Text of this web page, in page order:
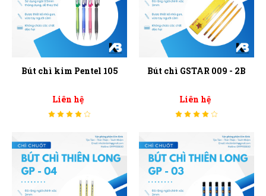
Bút chì kim Pentel 105
Liên hệ
Bút chì GSTAR 009 - 2B
Liên hệ